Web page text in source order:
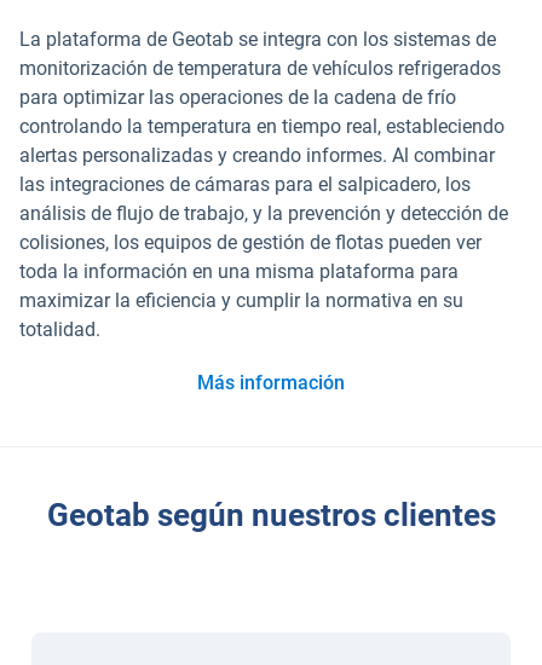
La plataforma de Geotab se integra con los sistemas de
monitorización de temperatura de vehículos refrigerados
para optimizar las operaciones de la cadena de frío
controlando la temperatura en tiempo real, estableciendo
alertas personalizadas y creando informes. Al combinar
las integraciones de cámaras para el salpicadero, los
análisis de flujo de trabajo, y la prevención y detección de
colisiones, los equipos de gestión de flotas pueden ver
toda la información en una misma plataforma para
maximizar la eficiencia y cumplir la normativa en su
totalidad.
Más información
Geotab según nuestros clientes